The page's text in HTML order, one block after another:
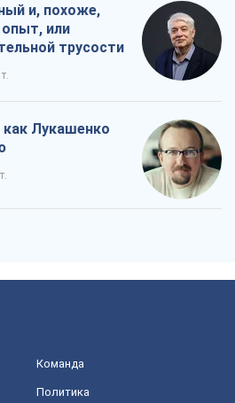
и, похоже,
или
трусости
Лукашенко
Команда
Политика